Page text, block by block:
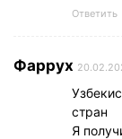
Ответить
Фаррух
стран
Я